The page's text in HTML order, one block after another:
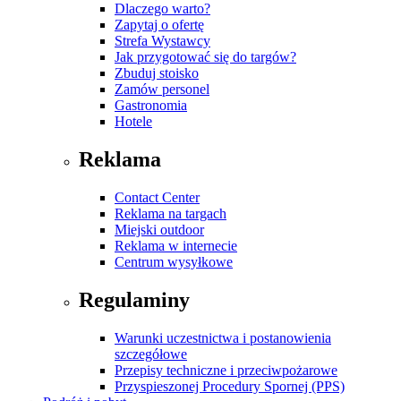
Dlaczego warto?
Zapytaj o ofertę
Strefa Wystawcy
Jak przygotować się do targów?
Zbuduj stoisko
Zamów personel
Gastronomia
Hotele
Reklama
Contact Center
Reklama na targach
Miejski outdoor
Reklama w internecie
Centrum wysyłkowe
Regulaminy
Warunki uczestnictwa i postanowienia
szczegółowe
Przepisy techniczne i przeciwpożarowe
Przyspieszonej Procedury Spornej (PPS)